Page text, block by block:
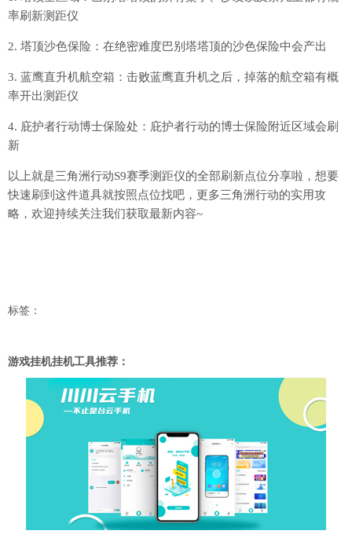
率刷新测距仪
2. 塔顶沙色保险：在绝密难度巴别塔塔顶的沙色保险中会产出
3. 蓝鹰直升机航空箱：击败蓝鹰直升机之后，掉落的航空箱有概
率开出测距仪
4. 庇护者行动博士保险处：庇护者行动的博士保险附近区域会刷
新
以上就是三角洲行动S9赛季测距仪的全部刷新点位分享啦，想要
快速刷到这件道具就按照点位找吧，更多三角洲行动的实用攻
略，欢迎持续关注我们获取最新内容~
标签：
游戏挂机挂机工具推荐：